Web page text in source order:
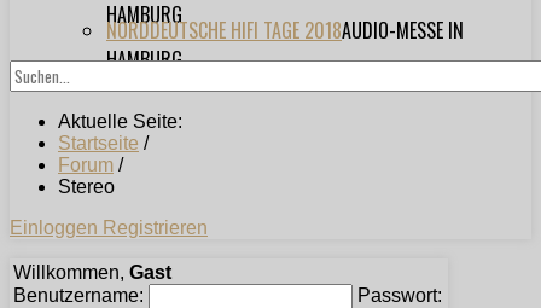
HAMBURG
NORDDEUTSCHE HIFI TAGE 2018AUDIO-MESSE IN
HAMBURG
Aktuelle Seite:
Startseite /
Forum /
Stereo
Einloggen Registrieren
Willkommen, Gast
Benutzername:
Passwort: